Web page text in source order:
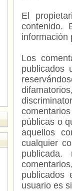
El
contenido.
información
Los
publicados
públicas o
aquellos
cualquier
usuario es